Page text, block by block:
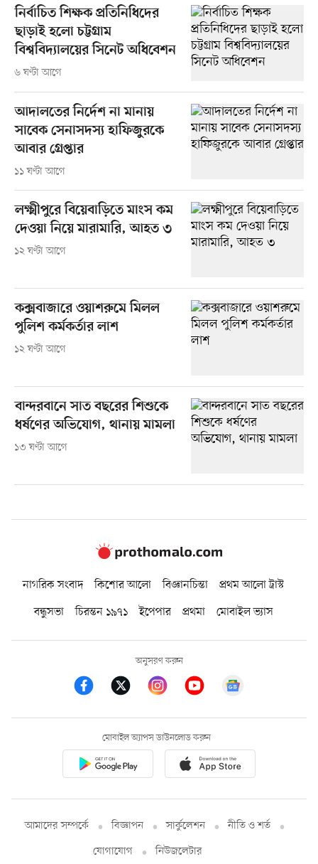
নির্বাচিত শিক্ষক প্রতিনিধিদের
ছাড়াই হলো চট্টগ্রাম
বিশ্ববিদ্যালয়ের সিনেট অধিবেশন
৬ ঘণ্টা আগে
আদালতের নির্দেশ না মানায়
সাবেক সেনাসদস্য হাফিজুরকে
আবার গ্রেপ্তার
১১ ঘণ্টা আগে
লক্ষ্মীপুরে বিয়েবাড়িতে মাংস কম
দেওয়া নিয়ে মারামারি, আহত ৩
১২ ঘণ্টা আগে
কক্সবাজারে ওয়াশরুমে মিলল
পুলিশ কর্মকর্তার লাশ
১২ ঘণ্টা আগে
বান্দরবানে সাত বছরের শিশুকে
ধর্ষণের অভিযোগ, থানায় মামলা
১৩ ঘণ্টা আগে
নাগরিক সংবাদ কিশোর আলো বিজ্ঞানচিন্তা
প্রথম আলো ট্রাস্ট
বন্ধুসভা
চিরন্তন ১৯৭১ ইপেপার প্রথমা মোবাইল ভ্যাস
অনুসরণ করুন
মোবাইল অ্যাপস ডাউনলোড করুন
আমাদের সম্পর্কে বিজ্ঞাপন সার্কুলেশন
নীতি ও শর্ত
যোগাযোগ
নিউজলেটার